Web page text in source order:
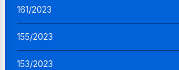
161/2023
155/2023
153/2023